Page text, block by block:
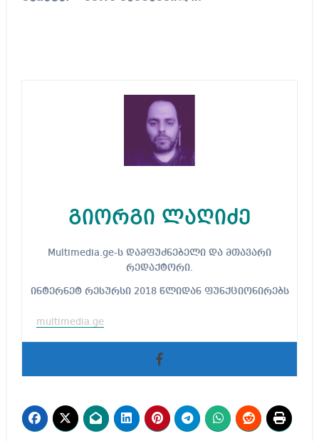
გიორგი ლაღიძე
Multimedia.ge-ს დამფუძნებელი და მთავარი
რედაქტორი.
ინტერნეტ რესურსი 2018 წლიდან ფუნქციონირებს
multimedia.ge